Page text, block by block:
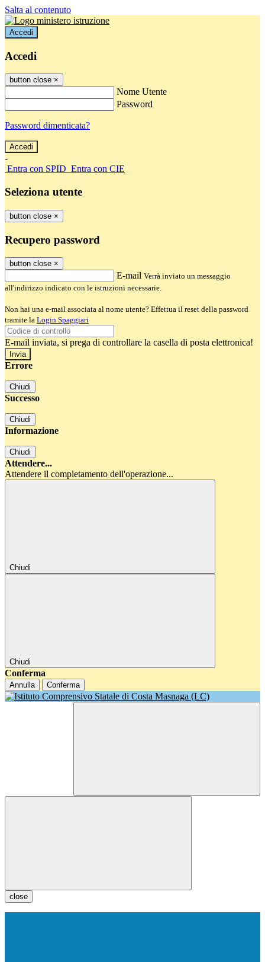
Salta al contenuto
Accedi
Accedi
button close ×
Nome Utente
Password
Password dimenticata?
-
Entra con SPID Entra con CIE
Seleziona utente
button close ×
Recupero password
button close ×
E-mail Verrà inviato un messaggio
all'indirizzo indicato con le istruzioni necessarie.
Non hai una e-mail associata al nome utente? Effettua il reset della password
tramite la Login Spaggiari
E-mail inviata, si prega di controllare la casella di posta elettronica!
Errore
Chiudi
Successo
Chiudi
Informazione
Chiudi
Attendere...
Attendere il completamento dell'operazione...
Chiudi
Chiudi
Conferma
Annulla Conferma
close